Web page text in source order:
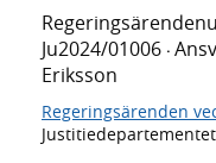
Ju2024/01006 ·
Eriksson
Regeringsärenden
Justitiedepartementet